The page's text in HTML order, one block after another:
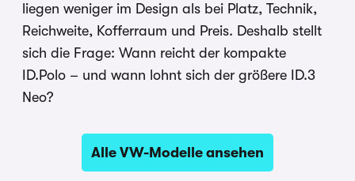
liegen weniger im Design als bei Platz, Technik,
Reichweite, Kofferraum und Preis. Deshalb stellt
sich die Frage: Wann reicht der kompakte
ID.Polo – und wann lohnt sich der größere ID.3
Neo?
Alle VW-Modelle ansehen